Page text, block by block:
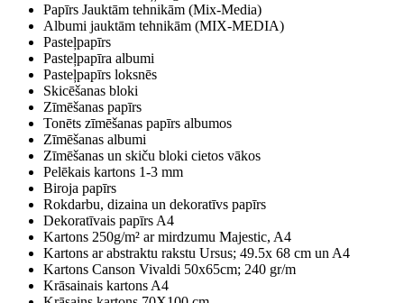
Papīrs Jauktām tehnikām (Mix-Media)
Albumi jauktām tehnikām (MIX-MEDIA)
Pasteļpapīrs
Pasteļpapīra albumi
Pasteļpapīrs loksnēs
Skicēšanas bloki
Zīmēšanas papīrs
Tonēts zīmēšanas papīrs albumos
Zīmēšanas albumi
Zīmēšanas un skiču bloki cietos vākos
Pelēkais kartons 1-3 mm
Biroja papīrs
Rokdarbu, dizaina un dekoratīvs papīrs
Dekoratīvais papīrs A4
Kartons 250g/m² ar mirdzumu Majestic, A4
Kartons ar abstraktu rakstu Ursus; 49.5x 68 cm un A4
Kartons Canson Vivaldi 50x65cm; 240 gr/m
Krāsainais kartons A4